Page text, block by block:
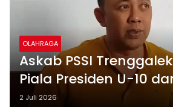
OLAHRAGA
Askab PSSI
Piala Presiden U-10
Imbas Polemik Asprov
2 Juli 2026